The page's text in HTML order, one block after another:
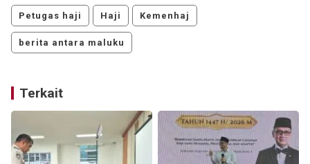
Petugas haji Haji Kemenhaj
berita antara maluku
Terkait